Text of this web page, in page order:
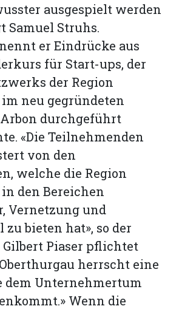
ausgespielt werden
Samuel Struhs.
er Eindrücke aus
für Start-ups, der
der Region
neu gegründeten
durchgeführt
«Die Teilnehmenden
von den
welche die Region
den Bereichen
Vernetzung und
zu bieten hat», so der
Piaser pflichtet
herrscht eine
dem Unternehmertum
Wenn die